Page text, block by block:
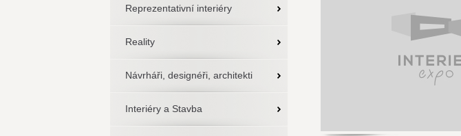
Reprezentativní interiéry
Reality
Návrháři, designéři, architekti
Interiéry a Stavba